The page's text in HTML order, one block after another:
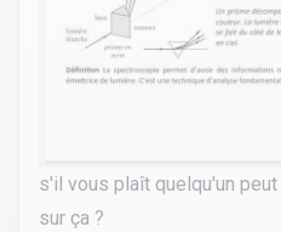
s'il vous plaît quelqu'un
sur ça ?